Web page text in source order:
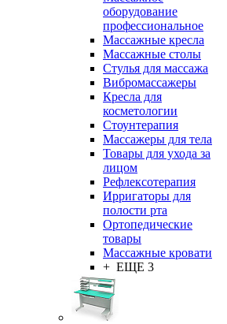
оборудование
профессиональное
Массажные кресла
Массажные столы
Стулья для массажа
Вибромассажеры
Кресла для
косметологии
Стоунтерапия
Массажеры для тела
Товары для ухода за
лицом
Рефлексотерапия
Ирригаторы для
полости рта
Ортопедические
товары
Массажные кровати
+ ЕЩЕ 3